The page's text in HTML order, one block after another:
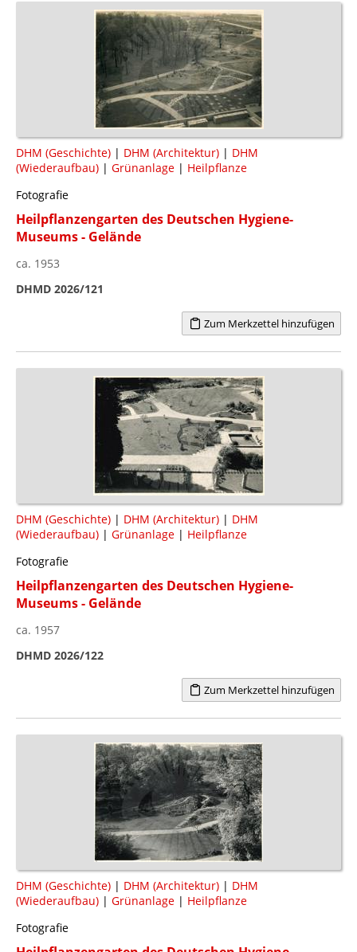
DHM (Geschichte) | DHM (Architektur) | DHM
(Wiederaufbau) | Grünanlage | Heilpflanze
Fotografie
Heilpflanzengarten des Deutschen Hygiene-
Museums - Gelände
ca. 1953
DHMD 2026/121
Zum Merkzettel hinzufügen
DHM (Geschichte) | DHM (Architektur) | DHM
(Wiederaufbau) | Grünanlage | Heilpflanze
Fotografie
Heilpflanzengarten des Deutschen Hygiene-
Museums - Gelände
ca. 1957
DHMD 2026/122
Zum Merkzettel hinzufügen
DHM (Geschichte) | DHM (Architektur) | DHM
(Wiederaufbau) | Grünanlage | Heilpflanze
Fotografie